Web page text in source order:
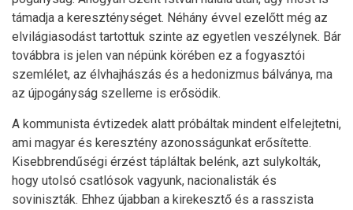
támadja a kereszténységet. Néhány évvel ezelőtt még az
elvilágiasodást tartottuk szinte az egyetlen veszélynek. Bár
továbbra is jelen van népünk körében ez a fogyasztói
szemlélet, az élvhajhászás és a hedonizmus bálványa, ma
az újpogányság szelleme is erősödik.
A kommunista évtizedek alatt próbáltak mindent elfelejtetni,
ami magyar és keresztény azonosságunkat erősítette.
Kisebbrendűségi érzést tápláltak belénk, azt sulykolták,
hogy utolsó csatlósok vagyunk, nacionalisták és
soviniszták. Ehhez újabban a kirekesztő és a rasszista